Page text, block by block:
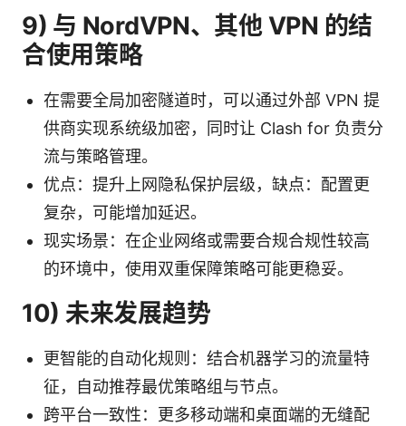
9) 与 NordVPN、其他 VPN 的结
合使用策略
在需要全局加密隧道时，可以通过外部 VPN 提
供商实现系统级加密，同时让 Clash for 负责分
流与策略管理。
优点：提升上网隐私保护层级，缺点：配置更
复杂，可能增加延迟。
现实场景：在企业网络或需要合规合规性较高
的环境中，使用双重保障策略可能更稳妥。
10) 未来发展趋势
更智能的自动化规则：结合机器学习的流量特
征，自动推荐最优策略组与节点。
跨平台一致性：更多移动端和桌面端的无缝配